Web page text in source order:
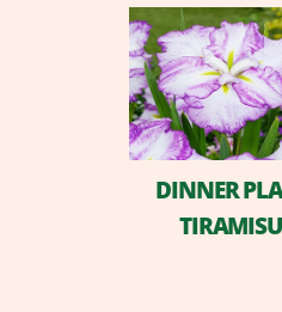
DINNER
TIRAMISU